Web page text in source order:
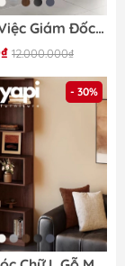
Bàn Làm Việc Giám Đốc Vân Gỗ Phối Đen Nhám, Có Ngăn Kéo Và Tủ Lưu Trữ Hiện Đại 180x40x75cm Yapi-BLD004
12.000.000₫
- 30%